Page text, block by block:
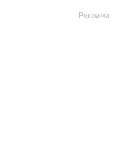
Реклама